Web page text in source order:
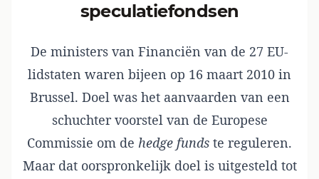
speculatiefondsen
De ministers van Financiën van de 27 EU-
lidstaten waren bijeen op 16 maart 2010 in
Brussel. Doel was het aanvaarden van een
schuchter voorstel van de Europese
Commissie om de hedge funds te reguleren.
Maar dat oorspronkelijk doel is uitgesteld tot